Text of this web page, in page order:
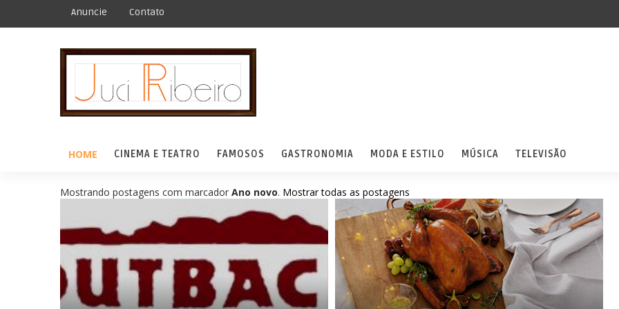
Anuncie Contato
HOME CINEMA E TEATRO FAMOSOS GASTRONOMIA MODA E ESTILO MÚSICA TELEVISÃO
Mostrando postagens com marcador Ano novo. Mostrar todas as postagens